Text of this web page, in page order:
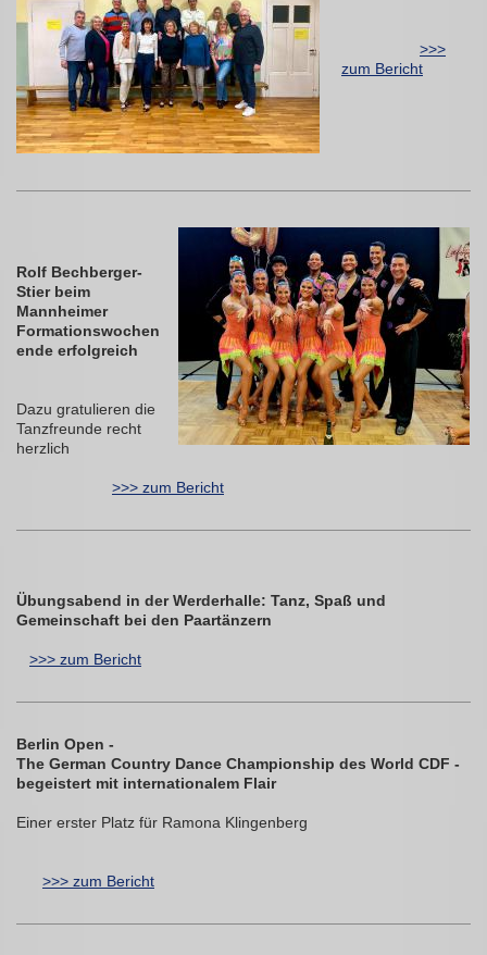
>>>
zum Bericht
Rolf Bechberger-
Stier beim
Mannheimer
Formationswochen
ende erfolgreich
Dazu gratulieren die
Tanzfreunde recht
herzlich
>>> zum Bericht
Übungsabend in der Werderhalle: Tanz, Spaß und
Gemeinschaft bei den Paartänzern
>>> zum Bericht
Berlin Open -
The German Country Dance Championship des World CDF -
begeistert mit internationalem Flair
Einer erster Platz für Ramona Klingenberg
>>> zum Bericht